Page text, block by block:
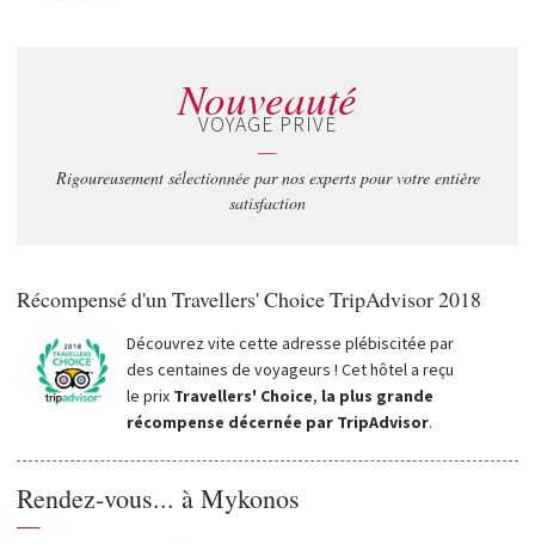
Nouveauté
VOYAGE PRIVÉ
—
Rigoureusement sélectionnée par nos experts pour votre entière
satisfaction
Récompensé d'un Travellers' Choice TripAdvisor 2018
Découvrez vite cette adresse plébiscitée par
des centaines de voyageurs ! Cet hôtel a reçu
le prix Travellers' Choice, la plus grande
récompense décernée par TripAdvisor.
Rendez-vous... à Mykonos
—